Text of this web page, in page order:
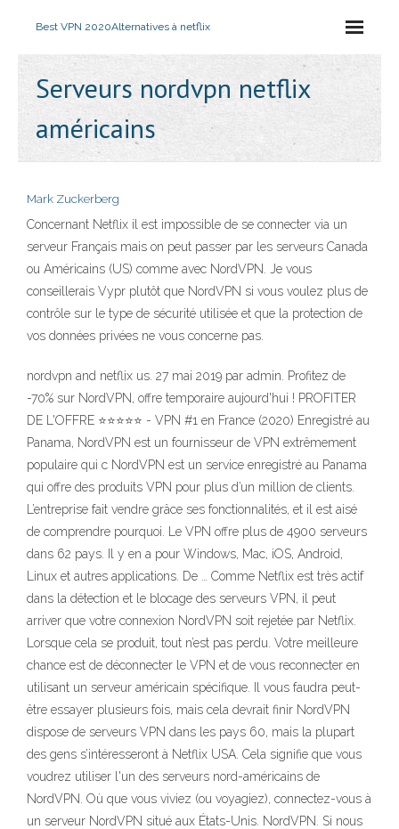
Best VPN 2020Alternatives à netflix
Serveurs nordvpn netflix
américains
Mark Zuckerberg
Concernant Netflix il est impossible de se connecter via un
serveur Français mais on peut passer par les serveurs Canada
ou Américains (US) comme avec NordVPN. Je vous
conseillerais Vypr plutôt que NordVPN si vous voulez plus de
contrôle sur le type de sécurité utilisée et que la protection de
vos données privées ne vous concerne pas.
nordvpn and netflix us. 27 mai 2019 par admin. Profitez de
-70% sur NordVPN, offre temporaire aujourd'hui ! PROFITER
DE L'OFFRE ⭐⭐⭐⭐⭐ - VPN #1 en France (2020) Enregistré au
Panama, NordVPN est un fournisseur de VPN extrêmement
populaire qui c NordVPN est un service enregistré au Panama
qui offre des produits VPN pour plus d’un million de clients.
L’entreprise fait vendre grâce ses fonctionnalités, et il est aisé
de comprendre pourquoi. Le VPN offre plus de 4900 serveurs
dans 62 pays. Il y en a pour Windows, Mac, iOS, Android,
Linux et autres applications. De … Comme Netflix est très actif
dans la détection et le blocage des serveurs VPN, il peut
arriver que votre connexion NordVPN soit rejetée par Netflix.
Lorsque cela se produit, tout n’est pas perdu. Votre meilleure
chance est de déconnecter le VPN et de vous reconnecter en
utilisant un serveur américain spécifique. Il vous faudra peut-
être essayer plusieurs fois, mais cela devrait finir NordVPN
dispose de serveurs VPN dans les pays 60, mais la plupart
des gens s’intéresseront à Netflix USA. Cela signifie que vous
voudrez utiliser l'un des serveurs nord-américains de
NordVPN. Où que vous viviez (ou voyagiez), connectez-vous à
un serveur NordVPN situé aux États-Unis. NordVPN. Si nous